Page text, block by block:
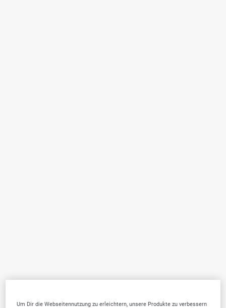
Um Dir die Webseitennutzung zu erleichtern, unsere Produkte zu verbessern